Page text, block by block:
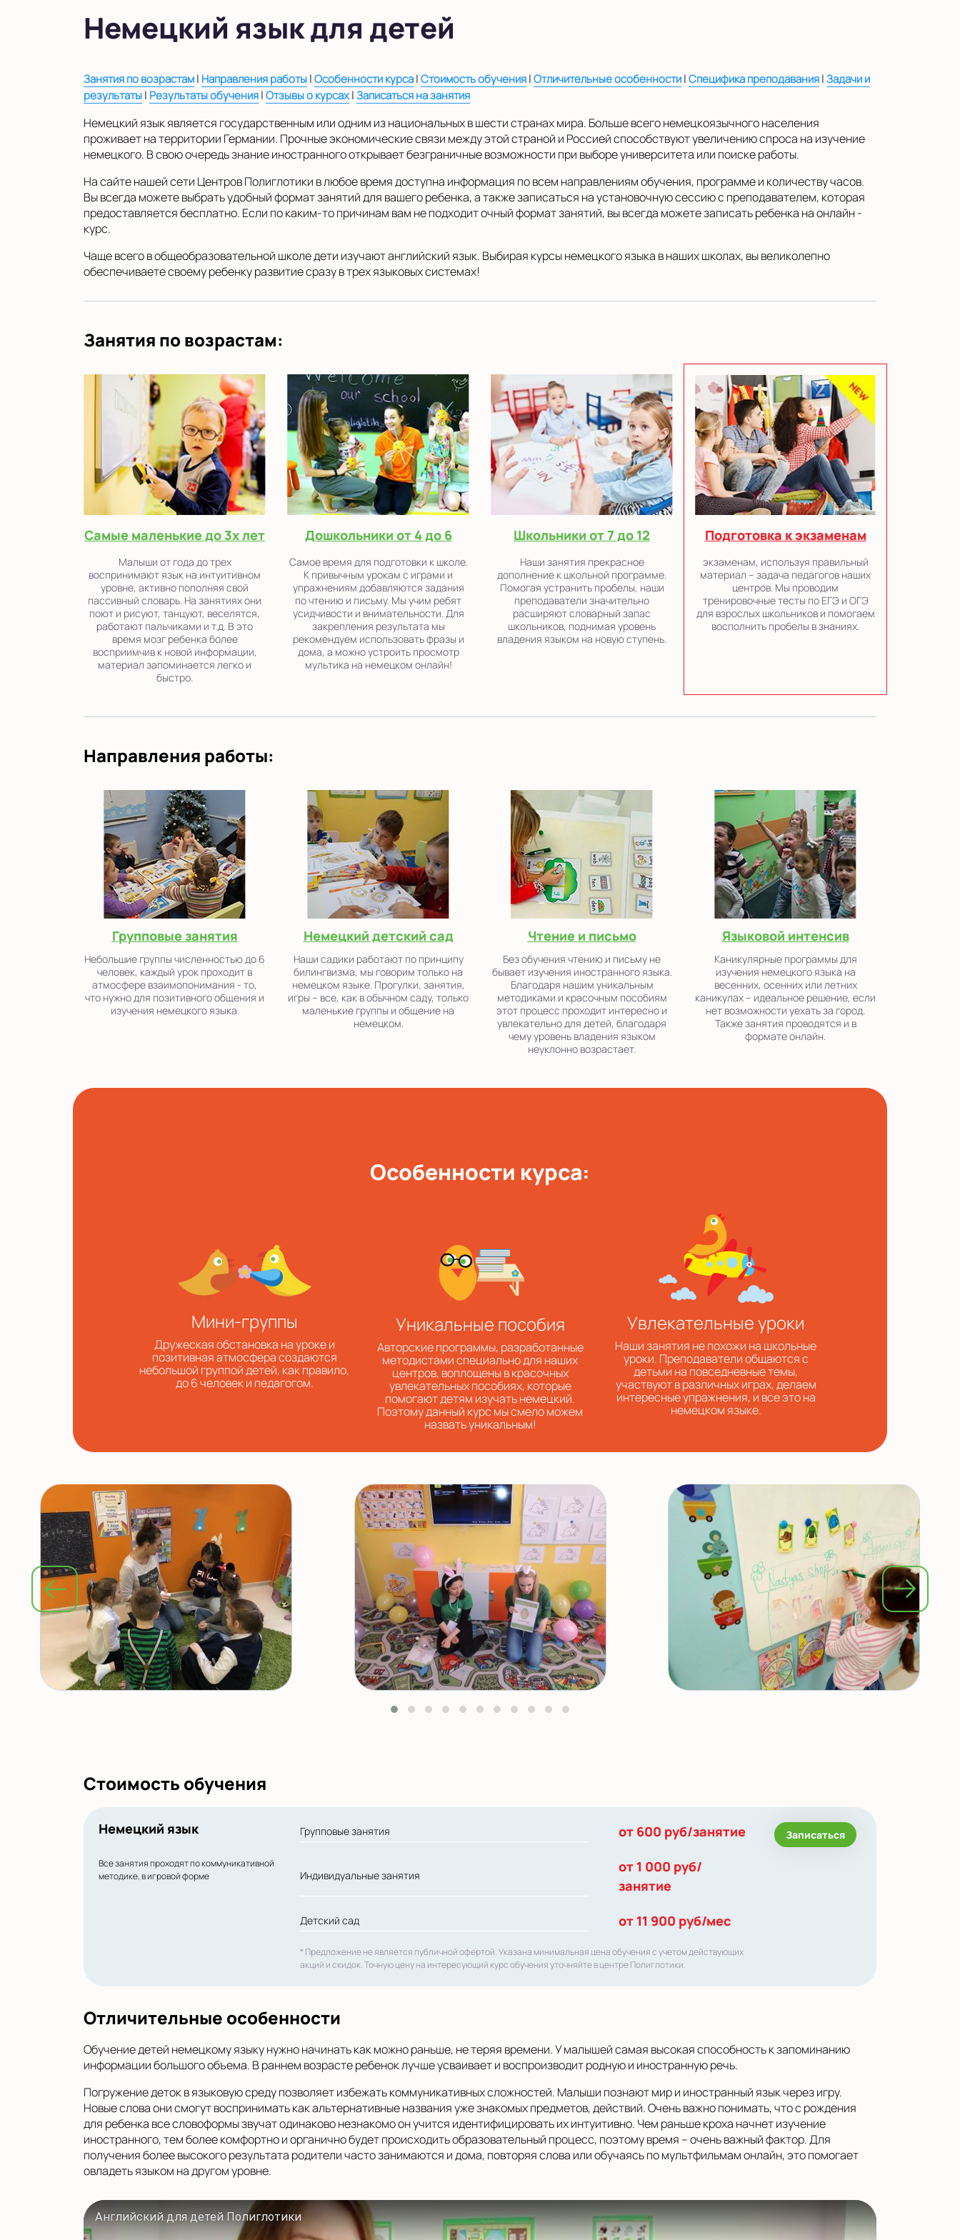
Показать на карте
Немецкий язык для детей
Занятия по возрастам| Направления работы|Особенности курса|Стоимость обучения|Отличительные особенности|Специфика преподавания|Задачи и
результаты| Результаты обучения|Отзывы о курсах|Записаться на занятия
Немецкий язык является государственным или одним из национальных в шести странах мира. Больше всего немецкоязычного населения
проживает на территории Германии. Прочные экономические связи между этой страной и Россией способствуют увеличению спроса на изучение
немецкого. В свою очередь знание иностранного открывает безграничные возможности при выборе университета или поиске работы.
На сайте нашей сети Центров Полиглотики в любое время доступна информация по всем направлениям обучения, программе и количеству часов.
Вы всегда можете выбрать удобный формат занятий для вашего ребенка, а также записаться на установочную сессию с преподавателем, которая
предоставляется бесплатно. Если по каким-то причинам вам не подходит очный формат занятий, вы всегда можете записать ребенка на онлайн -
курс.
Чаще всего в общеобразовательной школе дети изучают английский язык. Выбирая курсы немецкого языка в наших школах, вы великолепно
обеспечиваете своему ребенку развитие сразу в трех языковых системах!
Занятия по возрастам:
Самые маленькие до 3х лет
Малыши от года до трех
воспринимают язык на интуитивном
уровне, активно пополняя свой
пассивный словарь. На занятиях они
поют и рисуют, танцуют, веселятся,
работают пальчиками и т.д. В это
время мозг ребенка более
восприимчив к новой информации,
материал запоминается легко и
быстро.
Дошкольники от 4 до 6
Самое время для подготовки к школе.
К привычным урокам с играми и
упражнениям добавляются задания
по чтению и письму. Мы учим ребят
усидчивости и внимательности. Для
закрепления результата мы
рекомендуем использовать фразы и
дома, а можно устроить просмотр
мультика на немецком онлайн!
Школьники от 7 до 12
Наши занятия прекрасное
дополнение к школьной программе.
Помогая устранить пробелы, наши
преподаватели значительно
расширяют словарный запас
школьников, поднимая уровень
владения языком на новую ступень.
Подготовка к экзаменам
экзаменам, используя правильный
материал – задача педагогов наших
центров. Мы проводим
тренировочные тесты по ЕГЭ и ОГЭ
для взрослых школьников и помогаем
восполнить пробелы в знаниях.
Направления работы:
Групповые занятия
Небольшие группы численностью до 6
человек, каждый урок проходит в
атмосфере взаимопонимания - то,
что нужно для позитивного общения и
изучения немецкого языка.
Немецкий детский сад
Наши садики работают по принципу
билингвизма, мы говорим только на
немецком языке. Прогулки, занятия,
игры – все, как в обычном саду, только
маленькие группы и общение на
немецком.
Чтение и письмо
Без обучения чтению и письму не
бывает изучения иностранного языка.
Благодаря нашим уникальным
методиками и красочным пособиям
этот процесс проходит интересно и
увлекательно для детей, благодаря
чему уровень владения языком
неуклонно возрастает.
Языковой интенсив
Каникулярные программы для
изучения немецкого языка на
весенних, осенних или летних
каникулах – идеальное решение, если
нет возможности уехать за город.
Также занятия проводятся и в
формате онлайн.
Особенности курса:
Мини-группы
Дружеская обстановка на уроке и
позитивная атмосфера создаются
небольшой группой детей, как правило,
до 6 человек и педагогом.
Уникальные пособия
Авторские программы, разработанные
методистами специально для наших
центров, воплощены в красочных
увлекательных пособиях, которые
помогают детям изучать немецкий.
Поэтому данный курс мы смело можем
назвать уникальным!
Увлекательные уроки
Наши занятия не похожи на школьные
уроки. Преподаватели общаются с
детьми на повседневные темы,
участвуют в различных играх, делаем
интересные упражнения, и все это на
немецком языке.
Стоимость обучения
Немецкий язык Групповые занятия от 600 руб/занятие Записаться
Все занятия проходят по коммуникативной
методике, в игровой форме
Индивидуальные занятия
от 1 000 руб/
занятие
Детский сад от 11 900 руб/мес
* Предложение не является публичной офертой. Указана минимальная цена обучения с учетом действующих
акций и скидок. Точную цену на интересующий курс обучения уточняйте в центре Полиглотики.
Отличительные особенности
Обучение детей немецкому языку нужно начинать как можно раньше, не теряя времени. У малышей самая высокая способность к запоминанию
информации большого объема. В раннем возрасте ребенок лучше усваивает и воспроизводит родную и иностранную речь.
Погружение деток в языковую среду позволяет избежать коммуникативных сложностей. Малыши познают мир и иностранный язык через игру.
Новые слова они смогут воспринимать как альтернативные названия уже знакомых предметов, действий. Очень важно понимать, что с рождения
для ребенка все словоформы звучат одинаково незнакомо он учится идентифицировать их интуитивно. Чем раньше кроха начнет изучение
иностранного, тем более комфортно и органично будет происходить образовательный процесс, поэтому время – очень важный фактор. Для
получения более высокого результата родители часто занимаются и дома, повторяя слова или обучаясь по мультфильмам онлайн, это помогает
овладеть языком на другом уровне.
Английский для детей Полиглотики